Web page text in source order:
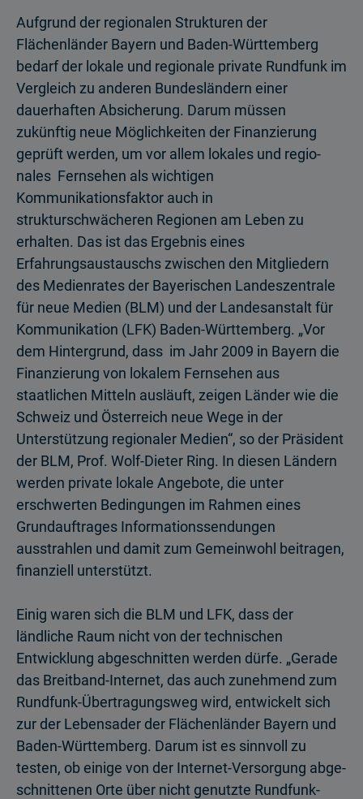
Aufgrund der regionalen Strukturen der
Flächenländer Bayern und Baden-Württem­berg
bedarf der lokale und regionale private Rundfunk im
Vergleich zu anderen Bundesländern einer
dauerhaften Absicherung. Darum müssen
zukünftig neue Möglichkeiten der Finanzierung
geprüft werden, um vor allem lokales und regio­
nales Fernsehen als wichtigen
Kommunikationsfaktor auch in
strukturschwächeren Regionen am Leben zu
erhalten. Das ist das Ergebnis eines
Erfahrungsaustauschs zwischen den Mitgliedern
des Medienrates der Bayerischen Landeszentrale
für neue Medien (BLM) und der Landesanstalt für
Kommunikation (LFK) Baden-Württemberg. „Vor
dem Hintergrund, dass im Jahr 2009 in Bayern die
Finanzierung von lokalem Fernsehen aus
staatlichen Mitteln ausläuft, zeigen Länder wie die
Schweiz und Österreich neue Wege in der
Unterstützung regionaler Medien“, so der Präsident
der BLM, Prof. Wolf-Dieter Ring. In diesen Ländern
werden private lokale Angebote, die unter
erschwerten Bedingungen im Rahmen eines
Grundauftrages Informations­sendungen
ausstrahlen und damit zum Gemeinwohl beitragen,
finanziell unterstützt.
Einig waren sich die BLM und LFK, dass der
ländliche Raum nicht von der technischen
Entwicklung abgeschnitten werden dürfe. „Gerade
das Breitband-Internet, das auch zunehmend zum
Rundfunk-Übertragungsweg wird, entwickelt sich
zur der Lebensader der Flächenländer Bayern und
Baden-Württemberg. Darum ist es sinnvoll zu
testen, ob einige von der Internet-Versorgung abge­
schnittenen Orte über nicht genutzte Rundfunk-